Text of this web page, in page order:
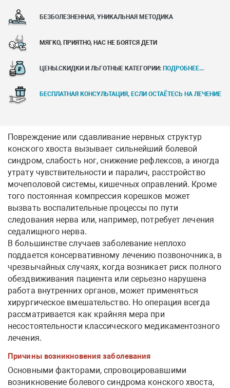
БЕЗБОЛЕЗНЕННАЯ, УНИКАЛЬНАЯ МЕТОДИКА
МЯГКО, ПРИЯТНО, НАС НЕ БОЯТСЯ ДЕТИ
ЦЕНЫ.СКИДКИ И ЛЬГОТНЫЕ КАТЕГОРИИ: ПОДРОБНЕЕ...
БЕСПЛАТНАЯ КОНСУЛЬТАЦИЯ, ЕСЛИ ОСТАЁТЕСЬ НА ЛЕЧЕНИЕ
Повреждение или сдавливание нервных структур
конского хвоста вызывает сильнейший болевой
синдром, слабость ног, снижение рефлексов, а иногда
утрату чувствительности и паралич, расстройство
мочеполовой системы, кишечных оправлений. Кроме
того постоянная компрессия корешков может
вызвать воспалительные процессы по пути
следования нерва или, например, потребует лечения
седалищного нерва.
В большинстве случаев заболевание неплохо
поддается консервативному лечению позвоночника, в
чрезвычайных случаях, когда возникает риск полного
обездвиживания пациента или серьезно нарушена
работа внутренних органов, может применяться
хирургическое вмешательство. Но операция всегда
рассматривается как крайняя мера при
несостоятельности классического медикаментозного
лечения.
Причины возникновения заболевания
Основными факторами, спровоцировавшими
возникновение болевого синдрома конского хвоста,